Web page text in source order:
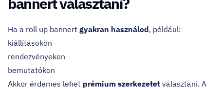
Ha a roll up bannert gyakran használod, például:
kiállításokon
rendezvényeken
bemutatókon
Akkor érdemes lehet prémium szerkezetet választani. A